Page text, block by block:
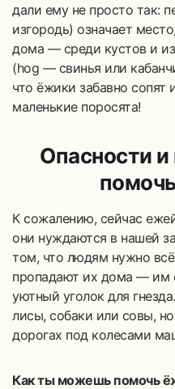
дали ему не просто так:
изгородь) означает
дома — среди кустов и
(hog — свинья или
что ёжики забавно
маленькие поросята!
Опасности
К сожалению, сейчас
они нуждаются в нашей
том, что людям нужно
пропадают их дома — им
уютный уголок для
лисы, собаки или совы,
дорогах под колесами
Как ты можешь помочь